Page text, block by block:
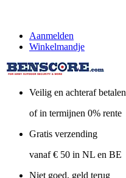
Aanmelden
Winkelmandje
Veilig en achteraf betalen
of in termijnen 0% rente
Gratis verzending
vanaf € 50 in NL en BE
Niet goed, geld terug